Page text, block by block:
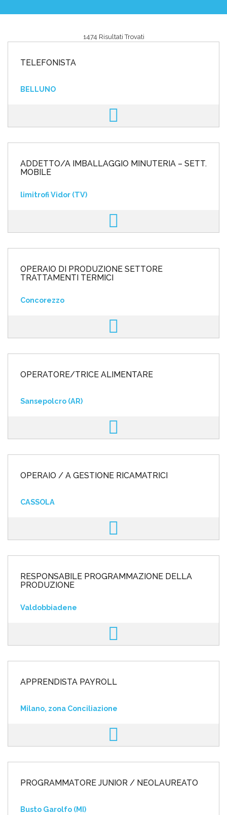
1474 Risultati Trovati
TELEFONISTA
BELLUNO
ADDETTO/A IMBALLAGGIO MINUTERIA – SETT.
MOBILE
limitrofi Vidor (TV)
OPERAIO DI PRODUZIONE SETTORE
TRATTAMENTI TERMICI
Concorezzo
OPERATORE/TRICE ALIMENTARE
Sansepolcro (AR)
OPERAIO / A GESTIONE RICAMATRICI
CASSOLA
RESPONSABILE PROGRAMMAZIONE DELLA
PRODUZIONE
Valdobbiadene
APPRENDISTA PAYROLL
Milano, zona Conciliazione
PROGRAMMATORE JUNIOR / NEOLAUREATO
Busto Garolfo (MI)